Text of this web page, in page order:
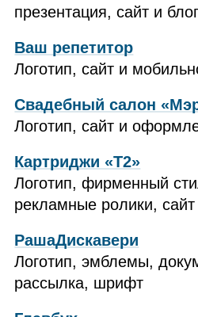
презентация, сайт и блог
Ваш репетитор
Логотип, сайт и
Свадебный салон
Логотип, сайт и
Картриджи «Т2»
Логотип, фирменный
рекламные ролики, сайт
РашаДискавери
Логотип, эмблемы,
рассылка, шрифт